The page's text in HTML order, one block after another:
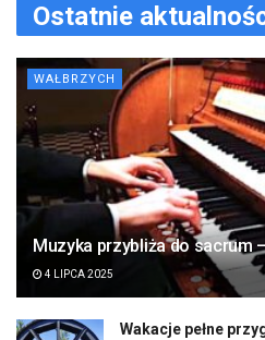
Ostatnie
WAŁBRZYCH
Muzyka przybliża do sacrum
4 LIPCA 2025
Wakacje pełne